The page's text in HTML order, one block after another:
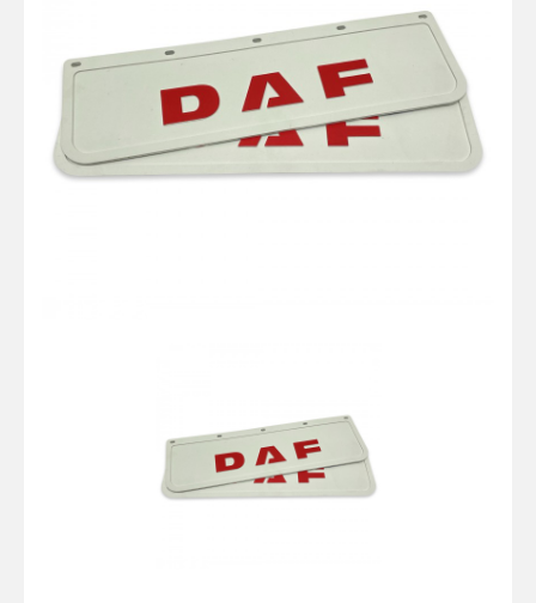
Оптика и светотехника
Брызговики
Запчасти кузова и зеркала
Малый коммерческий транспорт
кондиционировани
Стяжные ремни и тросы